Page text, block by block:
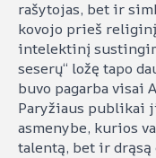
rašytojas, bet ir
kovojo prieš
intelektinį
seserų“ ložę tapo
buvo pagarba visai
Paryžiaus publikai
asmenybe, kurios
talentą, bet ir